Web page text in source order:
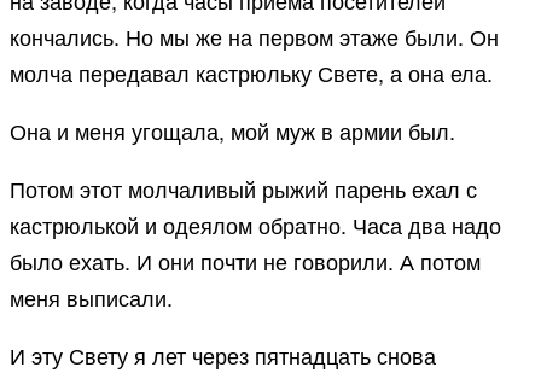
кончались. Но мы же на первом этаже были. Он
молча передавал кастрюльку Свете, а она ела.
Она и меня угощала, мой муж в армии был.
Потом этот молчаливый рыжий парень ехал с
кастрюлькой и одеялом обратно. Часа два надо
было ехать. И они почти не говорили. А потом
меня выписали.
И эту Свету я лет через пятнадцать снова